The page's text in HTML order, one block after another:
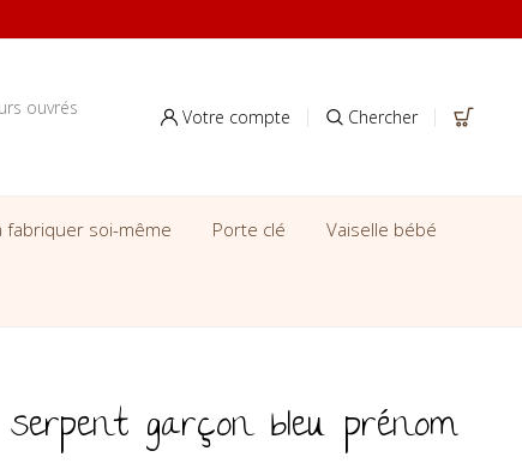
ouvrés Votre compte Chercher
fabriquer soi-même Porte clé Vaiselle bébé
garçon bleu prénom